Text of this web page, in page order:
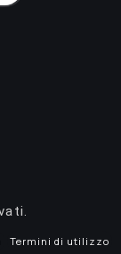
Termini di utilizzo